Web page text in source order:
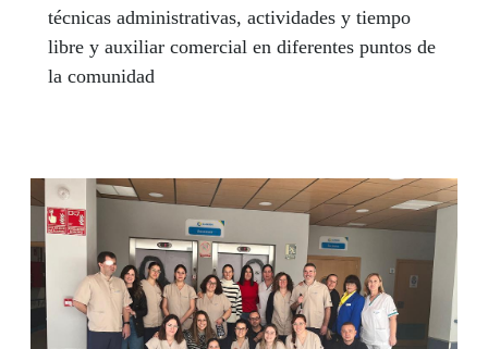
técnicas administrativas, actividades y tiempo
libre y auxiliar comercial en diferentes puntos de
la comunidad